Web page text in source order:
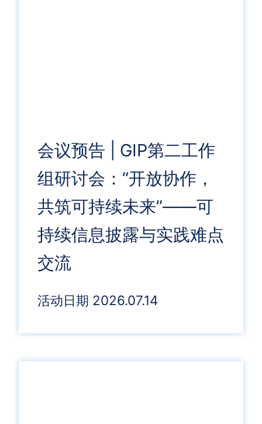
会议预告 | GIP第二工作
组研讨会：“开放协作，
共筑可持续未来”——可
持续信息披露与实践难点
交流
活动日期 2026.07.14